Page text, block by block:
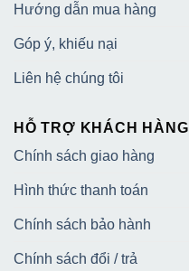
Hướng dẫn mua hàng
Góp ý, khiếu nại
Liên hệ chúng tôi
HỖ TRỢ KHÁCH HÀNG
Chính sách giao hàng
Hình thức thanh toán
Chính sách bảo hành
Chính sách đổi / trả